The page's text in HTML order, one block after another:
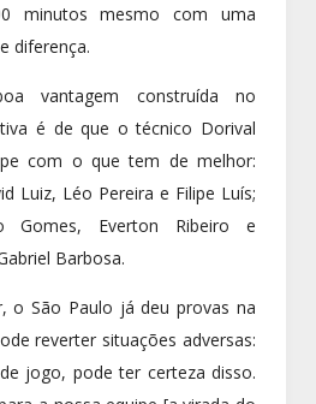
minutos mesmo com uma
diferença.
vantagem construída no
é de que o técnico Dorival
com o que tem de melhor:
Luiz, Léo Pereira e Filipe Luís;
Gomes, Everton Ribeiro e
Barbosa.
o São Paulo já deu provas na
reverter situações adversas:
jogo, pode ter certeza disso.